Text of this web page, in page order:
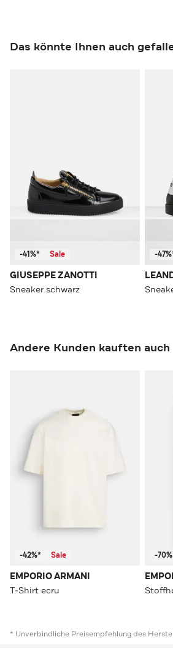
Das könnte Ihnen auch
-41%* Sale
GIUSEPPE ZANOTTI
Sneaker schwarz
-
Andere Kunden kauften auch
-42%* Sale
EMPORIO ARMANI
T-Shirt ecru
-
* Unverbindliche Preisempfehlung des